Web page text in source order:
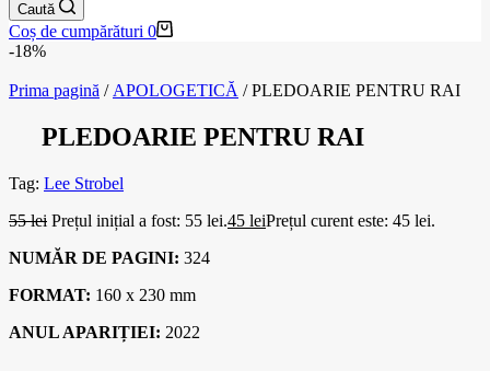
Caută
Coș de cumpărături 0
-18%
Prima pagină / APOLOGETICĂ / PLEDOARIE PENTRU RAI
PLEDOARIE PENTRU RAI
Tag: Lee Strobel
55lei Prețul inițial a fost: 55 lei.45 leiPrețul curent este: 45 lei.
NUMĂR DE PAGINI: 324
FORMAT: 160 x 230 mm
ANUL APARIȚIEI: 2022